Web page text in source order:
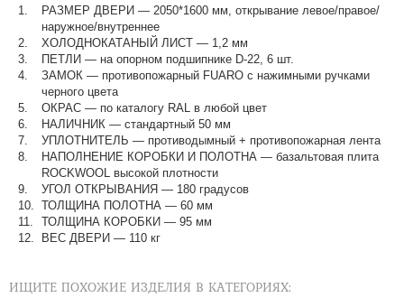
РАЗМЕР ДВЕРИ — 2050*1600 мм, открывание левое/правое/
наружное/внутреннее
ХОЛОДНОКАТАНЫЙ ЛИСТ — 1,2 мм
ПЕТЛИ — на опорном подшипнике D-22, 6 шт.
ЗАМОК — противопожарный FUARO с нажимными ручками
черного цвета
ОКРАС — по каталогу RAL в любой цвет​​​​​​​
НАЛИЧНИК — стандартный 50 мм
УПЛОТНИТЕЛЬ — противодымный + противопожарная лента
НАПОЛНЕНИЕ КОРОБКИ И ПОЛОТНА — базальтовая плита
ROCKWOOL высокой плотности
УГОЛ ОТКРЫВАНИЯ — 180 градусов
ТОЛЩИНА ПОЛОТНА — 60 мм
ТОЛЩИНА КОРОБКИ — 95 мм
ВЕС ДВЕРИ — 110 кг
ИЩИТЕ ПОХОЖИЕ ИЗДЕЛИЯ В КАТЕГОРИЯХ: